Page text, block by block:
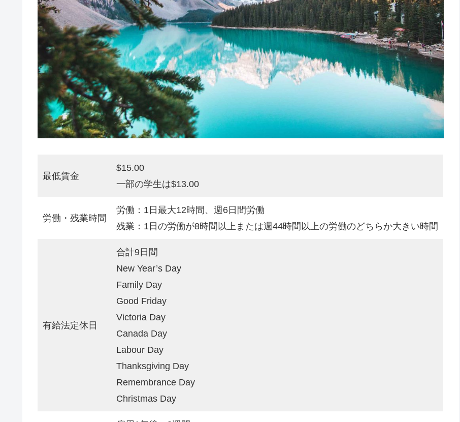
最低賃金
$15.00
一部の学生は$13.00
労働・残業時間
労働：1日最大12時間、週6日間労働
残業：1日の労働が8時間以上または週44時間以上の労働のどちらか大きい時間
有給法定休日
合計9日間
New Year’s Day
Family Day
Good Friday
Victoria Day
Canada Day
Labour Day
Thanksgiving Day
Remembrance Day
Christmas Day